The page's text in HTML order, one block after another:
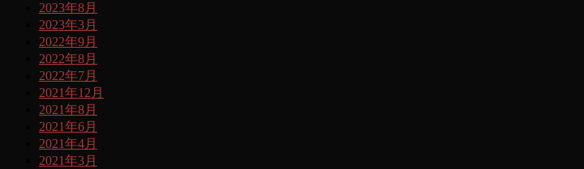
2023年8月
2023年3月
2022年9月
2022年8月
2022年7月
2021年12月
2021年8月
2021年6月
2021年4月
2021年3月